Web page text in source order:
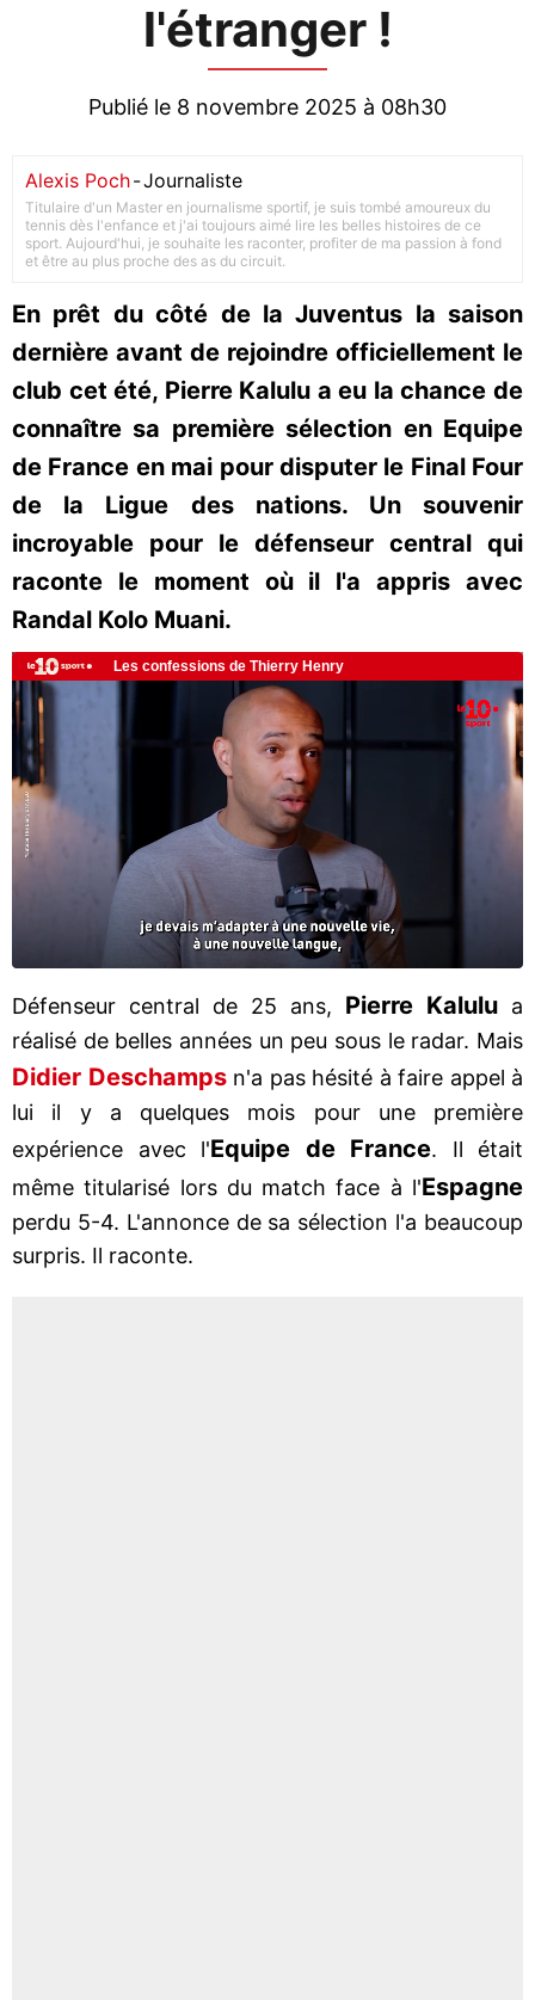
l'étranger !
Publié le 8 novembre 2025 à 08h30
Alexis Poch-Journaliste
Titulaire d'un Master en journalisme sportif, je suis tombé amoureux du
tennis dès l'enfance et j'ai toujours aimé lire les belles histoires de ce
sport. Aujourd'hui, je souhaite les raconter, profiter de ma passion à fond
et être au plus proche des as du circuit.
En prêt du côté de la Juventus la saison
dernière avant de rejoindre officiellement le
club cet été, Pierre Kalulu a eu la chance de
connaître sa première sélection en Equipe
de France en mai pour disputer le Final Four
de la Ligue des nations. Un souvenir
incroyable pour le défenseur central qui
raconte le moment où il l'a appris avec
Randal Kolo Muani.
Défenseur central de 25 ans, Pierre Kalulu a
réalisé de belles années un peu sous le radar. Mais
Didier Deschampsn'a pas hésité à faire appel à
lui il y a quelques mois pour une première
expérience avec l'Equipe de France. Il était
même titularisé lors du match face à l'Espagne
perdu 5-4. L'annonce de sa sélection l'a beaucoup
surpris. Il raconte.